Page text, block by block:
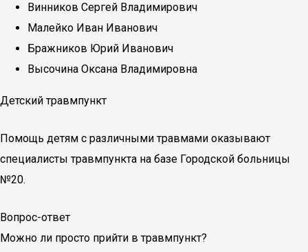
Винников Сергей Владимирович
Малейко Иван Иванович
Бражников Юрий Иванович
Высочина Оксана Владимировна
Детский травмпункт
Помощь детям с различными травмами оказывают
специалисты травмпункта на базе Городской больницы
№20.
Вопрос-ответ
Можно ли просто прийти в травмпункт?